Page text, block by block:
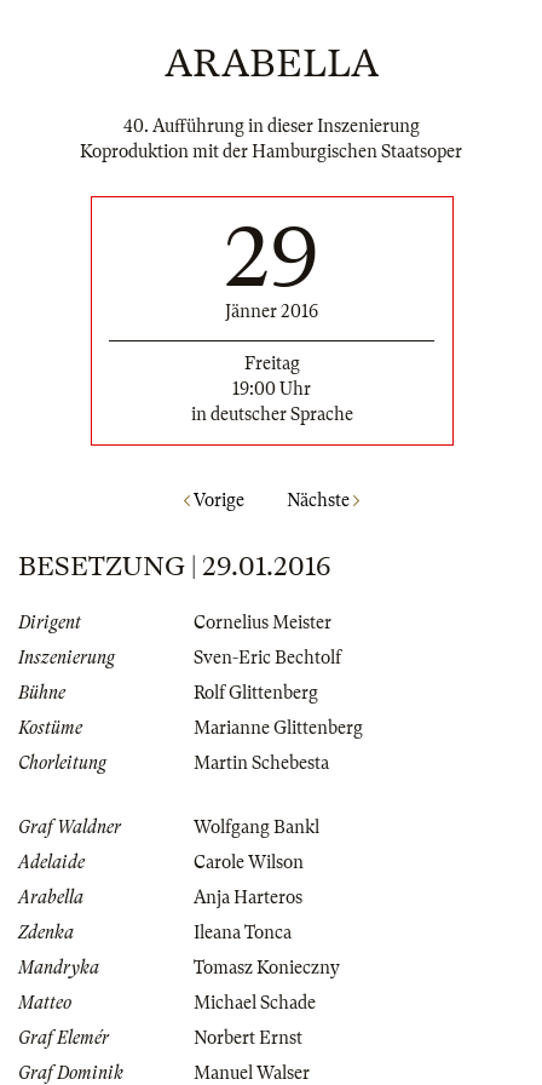
ARABELLA
40. Aufführung in dieser Inszenierung
Koproduktion mit der Hamburgischen Staatsoper
29
Jänner 2016
Freitag
19:00 Uhr
in deutscher Sprache
Vorige Nächste
BESETZUNG | 29.01.2016
Dirigent
Cornelius Meister
Inszenierung
Sven-Eric Bechtolf
Bühne
Rolf Glittenberg
Kostüme
Marianne Glittenberg
Chorleitung
Martin Schebesta
Graf Waldner
Wolfgang Bankl
Adelaide
Carole Wilson
Arabella
Anja Harteros
Zdenka
Ileana Tonca
Mandryka
Tomasz Konieczny
Matteo
Michael Schade
Graf Elemér
Norbert Ernst
Graf Dominik
Manuel Walser